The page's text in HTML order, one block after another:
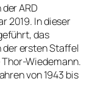
ARD
2019. In dieser
das
der ersten Staffel
Wiedemann.
von 1943 bis